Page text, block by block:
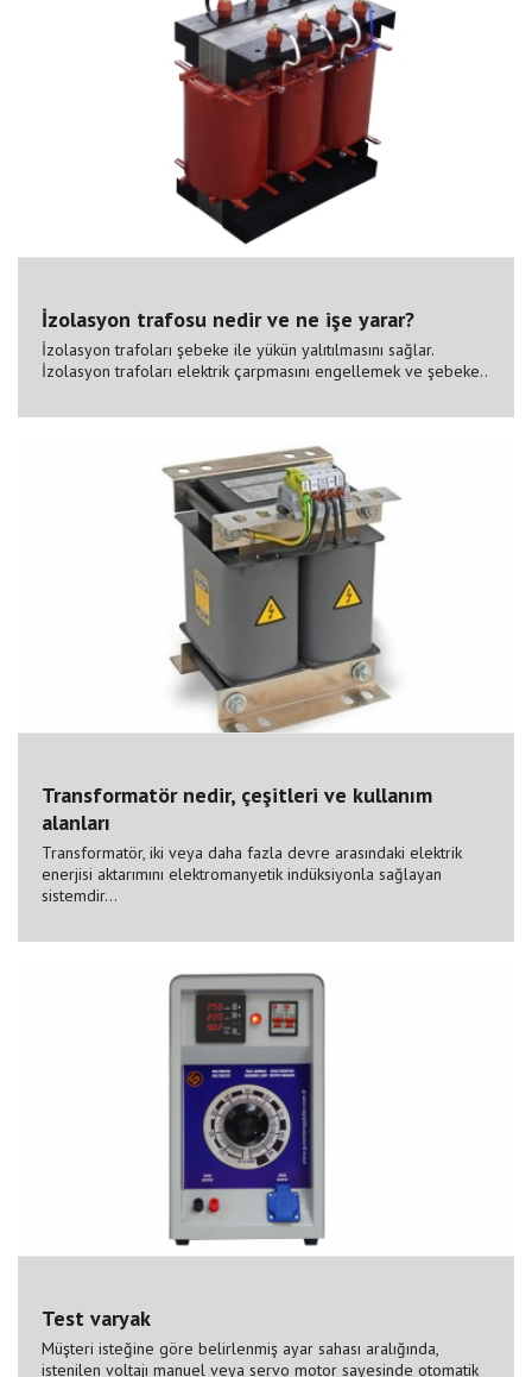
İzolasyon trafosu nedir ve ne işe yarar?
İzolasyon trafoları şebeke ile yükün yalıtılmasını sağlar.
İzolasyon trafoları elektrik çarpmasını engellemek ve şebeke..
Transformatör nedir, çeşitleri ve kullanım
alanları
Transformatör, iki veya daha fazla devre arasındaki elektrik
enerjisi aktarımını elektromanyetik indüksiyonla sağlayan
sistemdir...
Test varyak
Müşteri isteğine göre belirlenmiş ayar sahası aralığında,
istenilen voltajı manuel veya servo motor sayesinde otomatik